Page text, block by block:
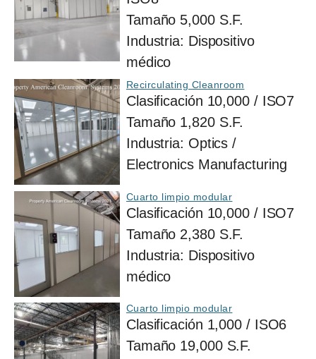
Tamaño 5,000 S.F.
Industria: Dispositivo
médico
Recirculating Cleanroom
Clasificación 10,000 / ISO7
Tamaño 1,820 S.F.
Industria: Optics /
Electronics Manufacturing
Cuarto limpio modular
Clasificación 10,000 / ISO7
Tamaño 2,380 S.F.
Industria: Dispositivo
médico
Cuarto limpio modular
Clasificación 1,000 / ISO6
Tamaño 19,000 S.F.